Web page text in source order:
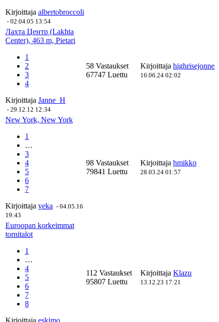
Kirjoittaja albertobroccoli
- 02.04.05 13:54
Лахта Центр (Lakhta
Center), 463 m, Pietari
1
2
3
4
Kirjoittaja Janne_H
- 29.12.12 12:34
58 Vastaukset
67747 Luettu
Kirjoittaja highrisejonne
16.06.24 02:02
New York, New York
1
…
3
4
5
6
7
Kirjoittaja veka - 04.05.16
19:43
98 Vastaukset
79841 Luettu
Kirjoittaja hmikko
28.03.24 01:57
Euroopan korkeimmat
tornitalot
1
…
4
5
6
7
8
Kirjoittaja eskimo
112 Vastaukset
95807 Luettu
Kirjoittaja Klazu
13.12.23 17:21